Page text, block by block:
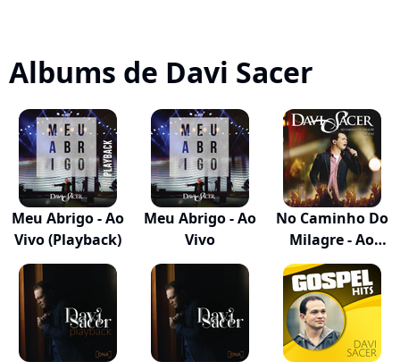
Albums de Davi Sacer
Meu Abrigo - Ao
Vivo (Playback)
Meu Abrigo - Ao
Vivo
No Caminho Do
Milagre - Ao
Vivo